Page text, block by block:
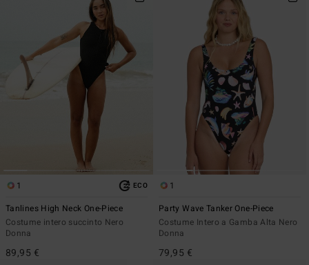
1 ECO
Tanlines High Neck One-Piece
Costume intero succinto Nero
Donna
89,95 €
1
Party Wave Tanker One-Piece
Costume Intero a Gamba Alta Nero
Donna
79,95 €